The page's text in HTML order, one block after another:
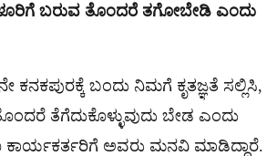
ಬರುವ ತೊಂದರೆ ತಗೋಬೇಡಿ ಎಂದು
ಬಂದು ನಿಮಗೆ ಕೃತಜ್ಞತೆ ಸಲ್ಲಿಸಿ,
ತೆಗೆದುಕೊಳ್ಳುವುದು ಬೇಡ ಎಂದು
ಕಾರ್ಯಕರ್ತರಿಗೆ ಅವರು ಮನವಿ ಮಾಡಿದ್ದಾರೆ.